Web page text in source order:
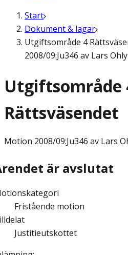
Start
Dokument & lagar
Utgiftsområde 4
2008/09:Ju346 av Lars
Utgiftsområde
Rättsväsendet
Motion 2008/09:Ju346 av Lars
är avslutat
Fristående motion
Justitieutskottet